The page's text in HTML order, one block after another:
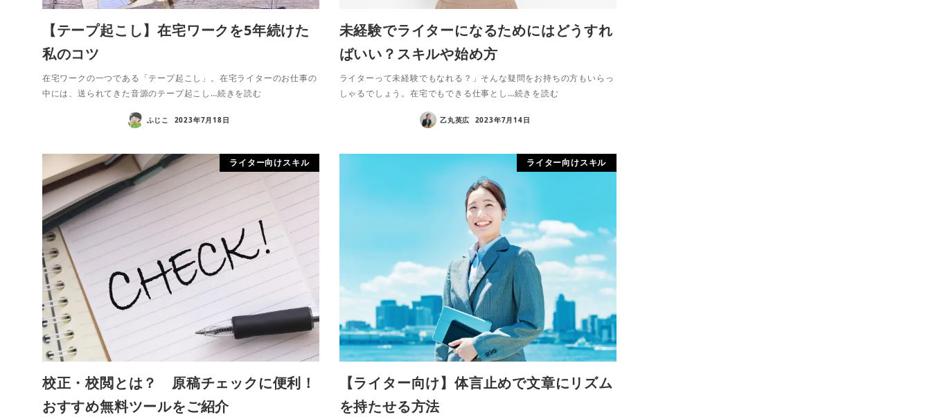
【テープ起こし】在宅ワークを5年続けた
私のコツ
在宅ワークの一つである「テープ起こし」。在宅ライターのお仕事の
中には、送られてきた音源のテープ起こし…続きを読む
ふじこ 2023年7月18日
未経験でライターになるためにはどうすれ
ばいい？スキルや始め方
ライターって未経験でもなれる？」そんな疑問をお持ちの方もいらっ
しゃるでしょう。在宅でもできる仕事とし…続きを読む
乙丸英広 2023年7月14日
ライター向けスキル
校正・校閲とは？ 原稿チェックに便利！
おすすめ無料ツールをご紹介
ライター向けスキル
【ライター向け】体言止めで文章にリズム
を持たせる方法